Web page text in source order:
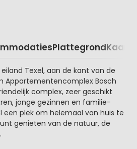
PlattegrondKaart
Texel, aan de kant van de
Appartementencomplex Bosch
complex, zeer geschikt
jonge gezinnen en familie-
een plek om helemaal van huis te
genieten van de natuur, de